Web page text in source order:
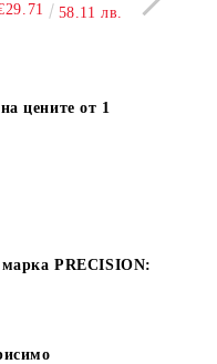
58.11 лв.
цените от 1
марка PRECISION: